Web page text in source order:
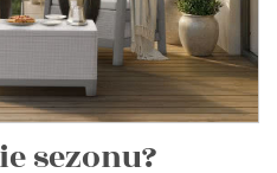
sezonu?